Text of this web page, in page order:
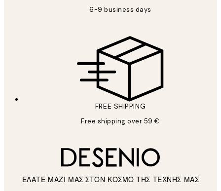
6-9 business days
FREE SHIPPING
Free shipping over 59 €
ΕΛΑΤΕ ΜΑΖΙ ΜΑΣ ΣΤΟΝ ΚΟΣΜΟ ΤΗΣ ΤΕΧΝΗΣ ΜΑΣ